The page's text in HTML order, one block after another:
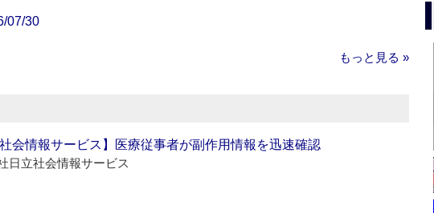
07/30
もっと見る »
社会情報サービス】医療従事者が副作用情報を迅速確認
日立社会情報サービス